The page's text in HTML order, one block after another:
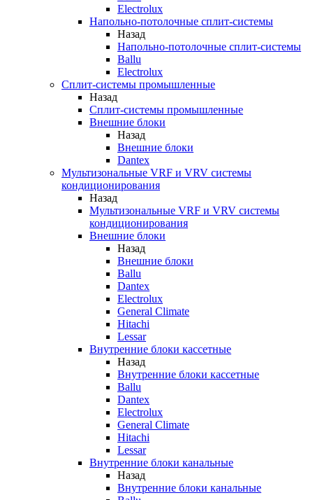
Electrolux
Напольно-потолочные сплит-системы
Назад
Напольно-потолочные сплит-системы
Ballu
Electrolux
Сплит-системы промышленные
Назад
Сплит-системы промышленные
Внешние блоки
Назад
Внешние блоки
Dantex
Мультизональные VRF и VRV системы
кондиционирования
Назад
Мультизональные VRF и VRV системы
кондиционирования
Внешние блоки
Назад
Внешние блоки
Ballu
Dantex
Electrolux
General Climate
Hitachi
Lessar
Внутренние блоки кассетные
Назад
Внутренние блоки кассетные
Ballu
Dantex
Electrolux
General Climate
Hitachi
Lessar
Внутренние блоки канальные
Назад
Внутренние блоки канальные